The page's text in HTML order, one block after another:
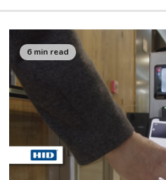
6 min read